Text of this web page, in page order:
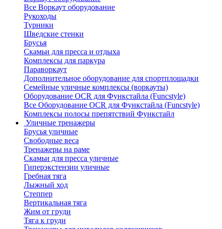
Все Воркаут оборудование
Рукоходы
Турники
Шведские стенки
Брусья
Скамьи для пресса и отдыха
Комплексы для паркура
Параворкаут
Дополнительное оборудование для спортплощадки
Семейные уличные комплексы (воркауты)
Оборудование OCR для Функстайла (Funcstyle)
Все Оборудование OCR для Функстайла (Funcstyle)
Комплексы полосы препятствий Функстайл
Уличные тренажеры
Брусья уличные
Свободные веса
Тренажеры на раме
Скамьи для пресса уличные
Гиперэкстензии уличные
Гребная тяга
Лыжный ход
Степпер
Вертикальная тяга
Жим от груди
Тяга к груди